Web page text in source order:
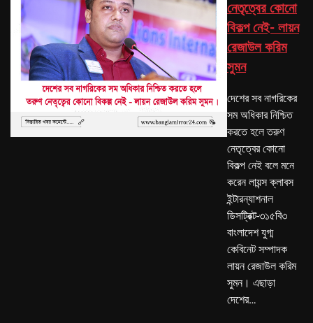
নেতৃত্বের কোনো
বিকল্প নেই- লায়ন
রেজাউল করিম
সুমন
দেশের সব নাগরিকের
সম অধিকার নিশ্চিত
করতে হলে তরুণ
নেতৃত্বের কোনো
বিকল্প নেই বলে মনে
করেন লায়ন্স ক্লাবস
ইন্টারন্যাশনাল
ডিসট্রিক্ট-৩১৫বি৩
বাংলাদেশ যুগ্ম
কেবিনেট সম্পাদক
লায়ন রেজাউল করিম
সুমন। এছাড়া
দেশের…